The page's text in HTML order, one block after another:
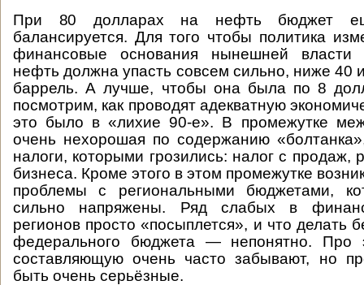
При 80 долларах на нефть бюджет
балансируется. Для того чтобы политика
финансовые основания нынешней власти
нефть должна упасть совсем сильно, ниже 40
баррель. А лучше, чтобы она была по 8
посмотрим, как проводят адекватную
это было в «лихие 90-е». В промежутке
очень нехорошая по содержанию
налоги, которыми грозились: налог с продаж,
бизнеса. Кроме этого в этом промежутке
проблемы с региональными бюджетами,
сильно напряжены. Ряд слабых в
регионов просто «посыплется», и что делать
федерального бюджета — непонятно. Про
составляющую очень часто забывают, но
быть очень серьёзные.